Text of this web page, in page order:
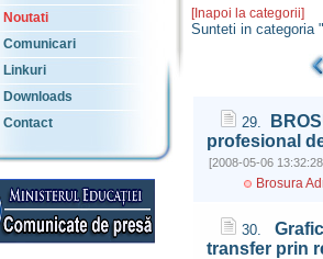
Noutati
Comunicari
Linkuri
Downloads
Contact
[Inapoi la categorii]
Sunteti in categoria
29.
profesional
[2008-05-06
Brosura
30.
transfer prin